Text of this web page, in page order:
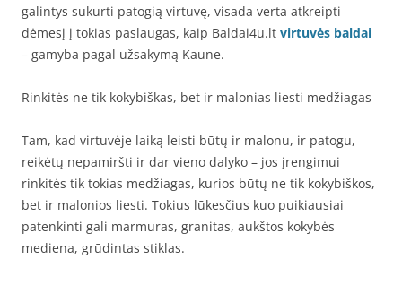
galintys sukurti patogią virtuvę, visada verta atkreipti
dėmesį į tokias paslaugas, kaip Baldai4u.lt virtuvės baldai
– gamyba pagal užsakymą Kaune.
Rinkitės ne tik kokybiškas, bet ir malonias liesti medžiagas
Tam, kad virtuvėje laiką leisti būtų ir malonu, ir patogu,
reikėtų nepamiršti ir dar vieno dalyko – jos įrengimui
rinkitės tik tokias medžiagas, kurios būtų ne tik kokybiškos,
bet ir malonios liesti. Tokius lūkesčius kuo puikiausiai
patenkinti gali marmuras, granitas, aukštos kokybės
mediena, grūdintas stiklas.